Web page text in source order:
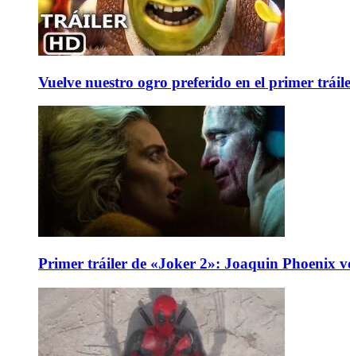
Vuelve nuestro ogro preferido en el primer
Primer tráiler de «Joker 2»: Joaquin Phoenix